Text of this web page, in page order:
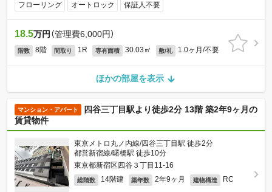
フローリング オートロック 保証人不要
18.5万円 （管理費6,000円）
階数 8階 間取り 1R 専有面積 30.03㎡ 敷/礼 1.0ヶ月/不要
ほかの部屋を表示
マンション・アパート
四谷三丁目駅より徒歩2分 13階 築2年9ヶ月の
賃貸物件
東京メトロ丸ノ内線/四谷三丁目駅 徒歩2分
都営新宿線/曙橋駅 徒歩10分
東京都新宿区四谷３丁目11-16
総階数 14階建 築年数 2年9ヶ月 建物構造 RC